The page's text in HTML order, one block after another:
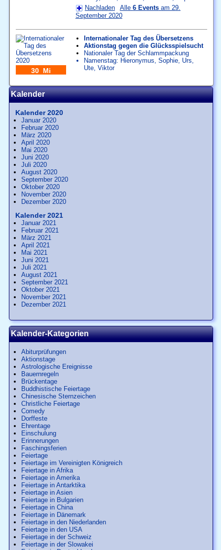
Nachladen
Alle 6 Eventsam 29.
September 2020
30 Mi
Internationaler Tag des Übersetzens
Aktionstag gegen die Glücksspielsucht
Nationaler Tag der Schlammpackung
Namenstag: Hieronymus Sophie, Urs
Ute, Viktor
Kalender
Kalender 2020
Januar 2020
Februar 2020
März 2020
April 2020
Mai 2020
Juni 2020
Juli 2020
August 2020
September 2020
Oktober 2020
November 2020
Dezember 2020
Kalender 2021
Januar 2021
Februar 2021
März 2021
April 2021
Mai 2021
Juni 2021
Juli 2021
August 2021
September 2021
Oktober 2021
November 2021
Dezember 2021
Kalender-Kategorien
Abiturprüfungen
Aktionstage
Astrologische Ereignisse
Bauernregeln
Brückentage
Buddhistische Feiertage
Chinesische Sternzeichen
Christliche Feiertage
Comedy
Dorffeste
Ehrentage
Einschulung
Erinnerungen
Faschingsferien
Feiertage
Feiertage im Vereinigten Königreich
Feiertage in Afrika
Feiertage in Amerika
Feiertage in Antarktika
Feiertage in Asien
Feiertage in Bulgarien
Feiertage in China
Feiertage in Dänemark
Feiertage in den Niederlanden
Feiertage in den USA
Feiertage in der Schweiz
Feiertage in der Slowakei